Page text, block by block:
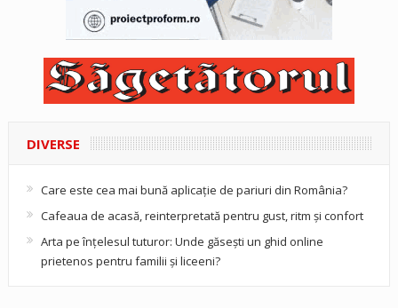
DIVERSE
Care este cea mai bună aplicație de pariuri din România?
Cafeaua de acasă, reinterpretată pentru gust, ritm și confort
Arta pe înțelesul tuturor: Unde găsești un ghid online
prietenos pentru familii și liceeni?